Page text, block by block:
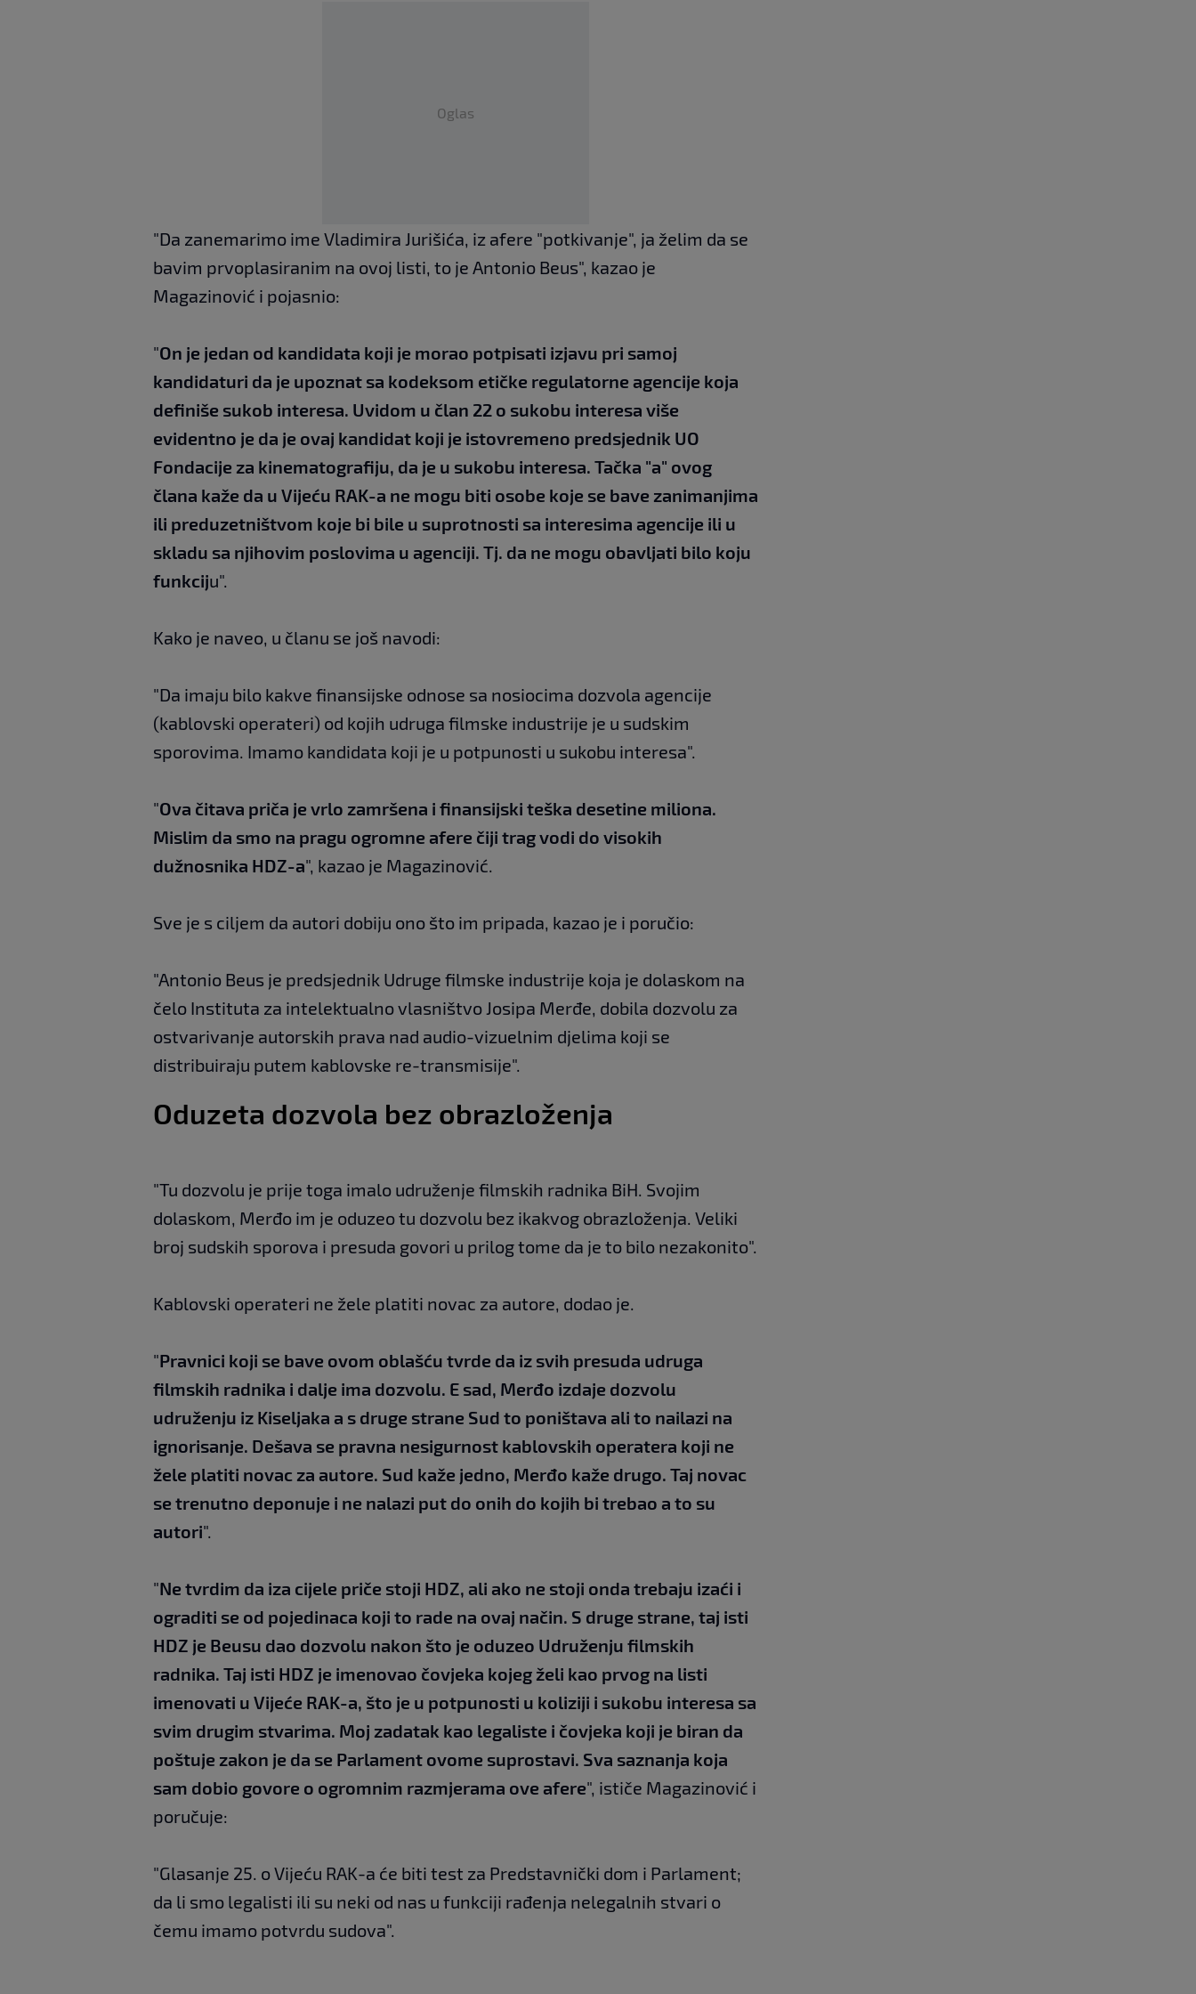
Oglas
"Da zanemarimo ime Vladimira Jurišića, iz afere "potkivanje", ja želim da se
bavim prvoplasiranim na ovoj listi, to je Antonio Beus", kazao je
Magazinović i pojasnio:
"On je jedan od kandidata koji je morao potpisati izjavu pri samoj
kandidaturi da je upoznat sa kodeksom etičke regulatorne agencije koja
definiše sukob interesa. Uvidom u član 22 o sukobu interesa više
evidentno je da je ovaj kandidat koji je istovremeno predsjednik UO
Fondacije za kinematografiju, da je u sukobu interesa. Tačka "a" ovog
člana kaže da u Vijeću RAK-a ne mogu biti osobe koje se bave zanimanjima
ili preduzetništvom koje bi bile u suprotnosti sa interesima agencije ili u
skladu sa njihovim poslovima u agenciji. Tj. da ne mogu obavljati bilo koju
funkciju".
Kako je naveo, u članu se još navodi:
"Da imaju bilo kakve finansijske odnose sa nosiocima dozvola agencije
(kablovski operateri) od kojih udruga filmske industrije je u sudskim
sporovima. Imamo kandidata koji je u potpunosti u sukobu interesa".
"Ova čitava priča je vrlo zamršena i finansijski teška desetine miliona.
Mislim da smo na pragu ogromne afere čiji trag vodi do visokih
dužnosnika HDZ-a", kazao je Magazinović.
Sve je s ciljem da autori dobiju ono što im pripada, kazao je i poručio:
"Antonio Beus je predsjednik Udruge filmske industrije koja je dolaskom na
čelo Instituta za intelektualno vlasništvo Josipa Merđe, dobila dozvolu za
ostvarivanje autorskih prava nad audio-vizuelnim djelima koji se
distribuiraju putem kablovske re-transmisije".
Oduzeta dozvola bez obrazloženja
"Tu dozvolu je prije toga imalo udruženje filmskih radnika BiH. Svojim
dolaskom, Merđo im je oduzeo tu dozvolu bez ikakvog obrazloženja. Veliki
broj sudskih sporova i presuda govori u prilog tome da je to bilo nezakonito".
Kablovski operateri ne žele platiti novac za autore, dodao je.
"Pravnici koji se bave ovom oblašću tvrde da iz svih presuda udruga
filmskih radnika i dalje ima dozvolu. E sad, Merđo izdaje dozvolu
udruženju iz Kiseljaka a s druge strane Sud to poništava ali to nailazi na
ignorisanje. Dešava se pravna nesigurnost kablovskih operatera koji ne
žele platiti novac za autore. Sud kaže jedno, Merđo kaže drugo. Taj novac
se trenutno deponuje i ne nalazi put do onih do kojih bi trebao a to su
autori".
"Ne tvrdim da iza cijele priče stoji HDZ, ali ako ne stoji onda trebaju izaći i
ograditi se od pojedinaca koji to rade na ovaj način. S druge strane, taj isti
HDZ je Beusu dao dozvolu nakon što je oduzeo Udruženju filmskih
radnika. Taj isti HDZ je imenovao čovjeka kojeg želi kao prvog na listi
imenovati u Vijeće RAK-a, što je u potpunosti u koliziji i sukobu interesa sa
svim drugim stvarima. Moj zadatak kao legaliste i čovjeka koji je biran da
poštuje zakon je da se Parlament ovome suprostavi. Sva saznanja koja
sam dobio govore o ogromnim razmjerama ove afere", ističe Magazinović i
poručuje:
"Glasanje 25. o Vijeću RAK-a će biti test za Predstavnički dom i Parlament;
da li smo legalisti ili su neki od nas u funkciji rađenja nelegalnih stvari o
čemu imamo potvrdu sudova".